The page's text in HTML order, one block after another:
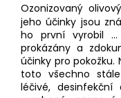
Ozonizovaný
jeho účinky jsou
ho první vyrobil
prokázány a
účinky pro pokožku.
toto všechno
léčivé,